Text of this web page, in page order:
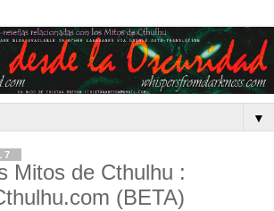
▼
Mitos de Cthulhu :
(BETA)